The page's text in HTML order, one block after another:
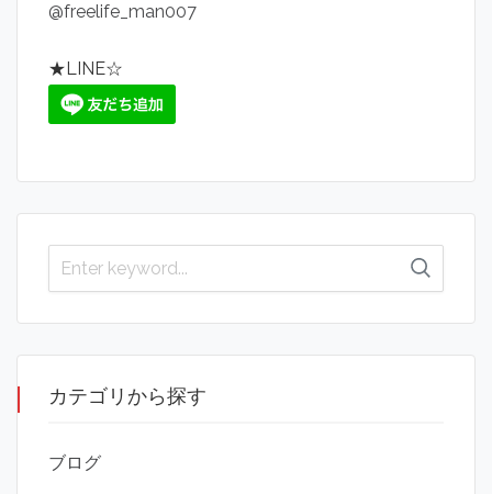
@freelife_man007
★LINE☆
カテゴリから探す
ブログ